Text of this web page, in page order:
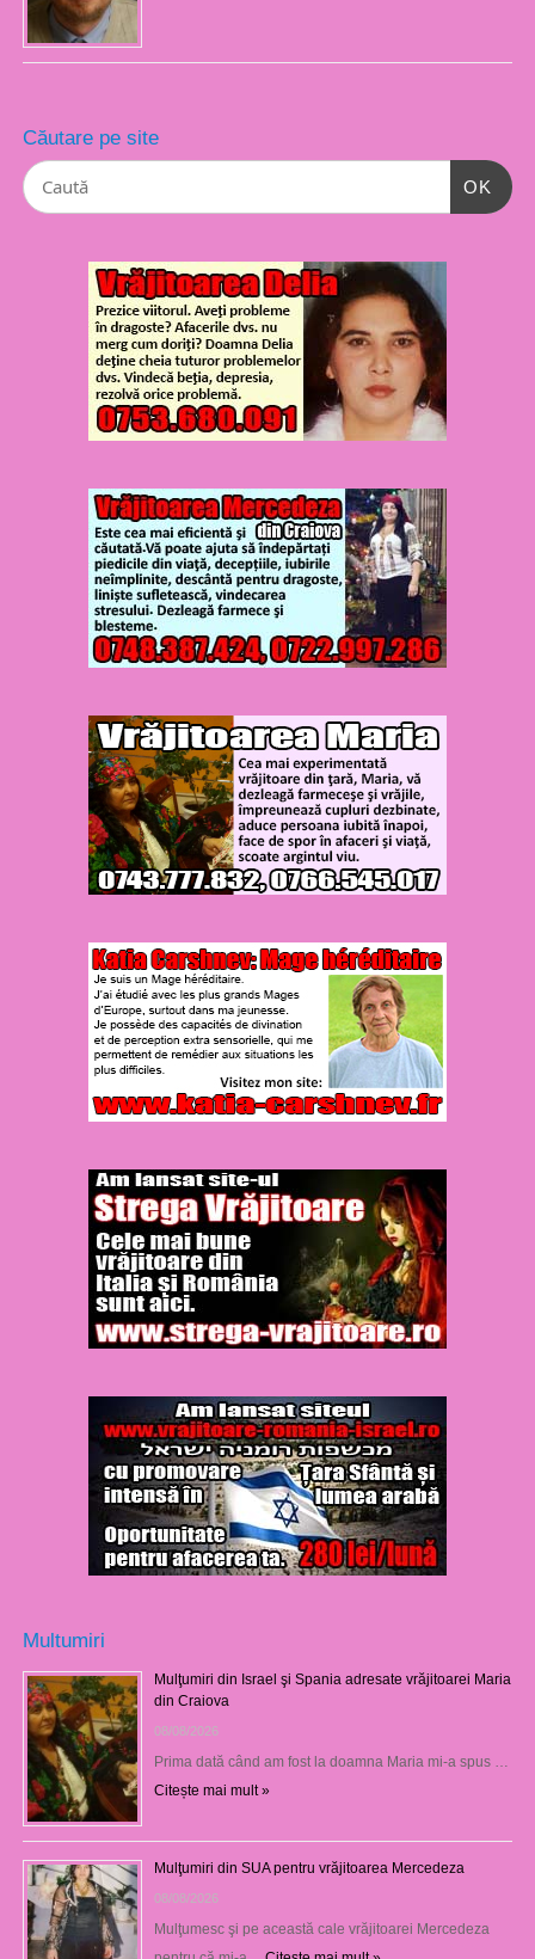
Căutare pe site
OK
Multumiri
Mulţumiri din Israel şi Spania adresate vrăjitoarei Maria
din Craiova
08/08/2026
Prima dată când am fost la doamna Maria mi-a spus …
Citește mai mult »
Mulţumiri din SUA pentru vrăjitoarea Mercedeza
08/08/2026
Mulţumesc şi pe această cale vrăjitoarei Mercedeza